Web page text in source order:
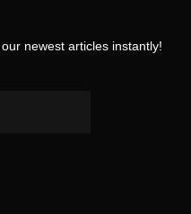
newest articles instantly!